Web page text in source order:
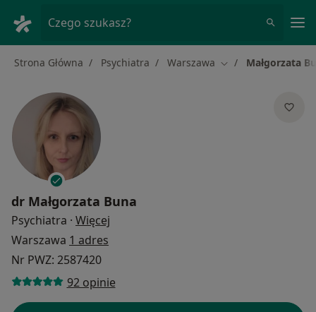
Czego szukasz?
Strona Główna Psychiatra Warszawa Zmień miasto
Małgorzata
dr Małgorzata Buna
Psychiatra · Więcej
Warszawa 1 adres
Nr PWZ: 2587420
92 opinie